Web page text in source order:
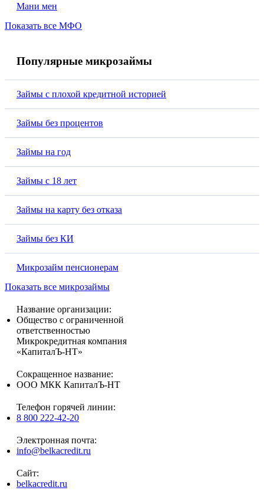
Мани мен
Показать все МФО
Популярные микрозаймы
Займы с плохой кредитной историей
Займы без процентов
Займы на год
Займы с 18 лет
Займы на карту без отказа
Займы без КИ
Микрозайм пенсионерам
Показать все микрозаймы
Название организации:
Общество с ограниченной
ответственностью
Микрокредитная компания
«КапиталЪ-НТ»
Сокращенное название:
ООО МКК КапиталЪ-НТ
Телефон горячей линии:
8 800 222-42-20
Электронная почта:
info@belkacredit.ru
Сайт:
belkacredit.ru